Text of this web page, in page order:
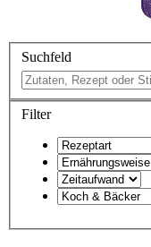
Suchfeld
Filter